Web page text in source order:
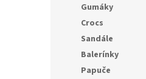
Gumáky
Crocs
Sandále
Balerínky
Papuče